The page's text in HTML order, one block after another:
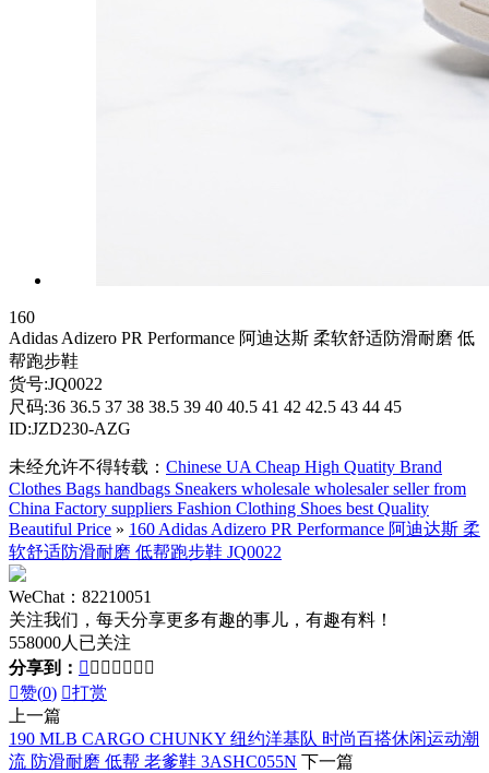
160
Adidas Adizero PR Performance 阿迪达斯 柔软舒适防滑耐磨 低
帮跑步鞋
货号:JQ0022
尺码:36 36.5 37 38 38.5 39 40 40.5 41 42 42.5 43 44 45
ID:JZD230-AZG
未经允许不得转载： Chinese UA Cheap High Quatity Brand
Clothes Bags handbags Sneakers wholesale wholesaler seller from
China Factory suppliers Fashion Clothing Shoes best Quality
Beautiful Price » 160 Adidas Adizero PR Performance 阿迪达斯 柔
软舒适防滑耐磨 低帮跑步鞋 JQ0022
WeChat：82210051
关注我们，每天分享更多有趣的事儿，有趣有料！
558000人已关注
分享到：       
赞(0) 打赏
上一篇
190 MLB CARGO CHUNKY 纽约洋基队 时尚百搭休闲运动潮
流 防滑耐磨 低帮 老爹鞋 3ASHC055N 下一篇